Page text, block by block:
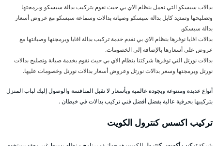
بدالات سيسكو التي تعمل بنظام الاي بي حيث نقوم بتركيب بدالة سيسكو وبرمجتها
وتصليحها وتمديد كابل بدالة سيسكو وصيانة بدالات وسماعة سيسكو مع عروض أسعار
بدالة سيسكو.
بدالات افايا نوفرها بنظام الاي بي نقدم خدمة تركيب بدالة افايا وبرمجتها وصيانتها مع
عروض على أسعارها بالإضافة إلى الخصومات.
بدالات نورتل التي توفرها شركتنا بنظام الاي بي حيث نقوم بخدمة صيانة وتصليح بدالات
نورتل وبرمجتها وسعر بدالات نورتل وعروض أسعار بدالات نورتل وخصومات عليها.
أنواع عديدة ومتنوعة وبجودة عالمية وبأسعار لا تقبل المنافسة والوصول إليك لباب المنزل
بتركيبها بحرفية عالية بفضل أفضل فني تركيب بدالات في خيطان .
تركيب اكسس كنترول الكويت